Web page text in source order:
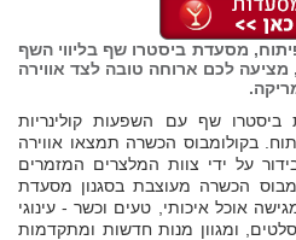
מסעדת ביסטרו שף בליווי השף
מציעה לכם ארוחה טובה לצד אווירה
שף עם השפעות קולינריות
בקולומבוס הכשרה תמצאו אווירה
על ידי צוות המלצרים המזמרים
הכשרה מעוצבת בסגנון מסעדת
אוכל איכותי, טעים וכשר - עינוגי
ומגוון מנות חדשות ומתקדמות